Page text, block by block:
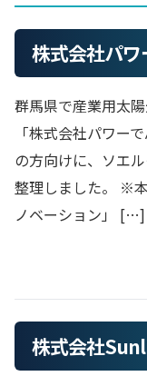
株式会社パ
群馬県で産業用太
「株式会社パワー
の方向けに、ソエ
整理しました。 ※
ノベーション」 […]
株式会社